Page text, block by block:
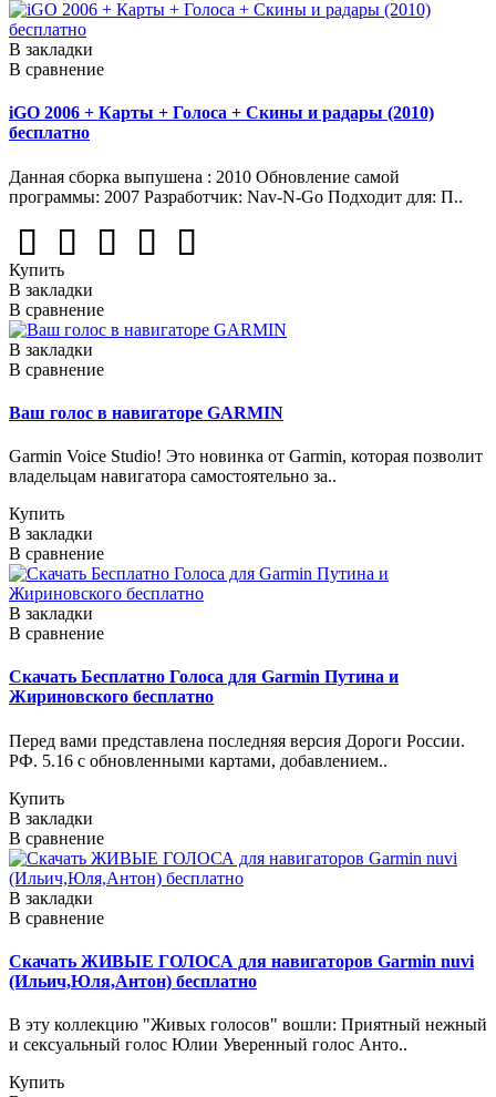
В закладки
В сравнение
iGO 2006 + Карты + Голоса + Скины и радары (2010)
бесплатно
Данная сборка выпушена : 2010 Обновление самой
программы: 2007 Разработчик: Nav-N-Go Подходит для: П..
Купить
В закладки
В сравнение
В закладки
В сравнение
Ваш голос в навигаторе GARMIN
Garmin Voice Studio! Это новинка от Garmin, которая позволит
владельцам навигатора самостоятельно за..
Купить
В закладки
В сравнение
В закладки
В сравнение
Скачать Бесплатно Голоса для Garmin Путина и
Жириновского бесплатно
Перед вами представлена последняя версия Дороги России.
РФ. 5.16 с обновленными картами, добавлением..
Купить
В закладки
В сравнение
В закладки
В сравнение
Скачать ЖИВЫЕ ГОЛОСА для навигаторов Garmin nuvi
(Ильич,Юля,Антон) бесплатно
В эту коллекцию "Живых голосов" вошли: Приятный нежный
и сексуальный голос Юлии Уверенный голос Анто..
Купить